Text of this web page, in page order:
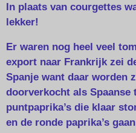
In plaats van courgettes
lekker!
Er waren nog heel veel
export naar Frankrijk zei
Spanje want daar worden
doorverkocht als Spaanse
puntpaprika’s die klaar
en de ronde paprika’s